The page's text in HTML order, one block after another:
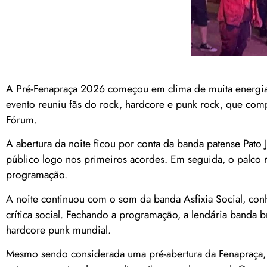
A Pré-Fenapraça 2026 começou em clima de muita
evento reuniu fãs do rock, hardcore e punk rock, que
Fórum.
A abertura da noite ficou por conta da banda patense
público logo nos primeiros acordes. Em seguida, o palco
programação.
A noite continuou com o som da banda Asfixia Social,
crítica social. Fechando a programação, a lendária
hardcore punk mundial.
Mesmo sendo considerada uma pré-abertura da